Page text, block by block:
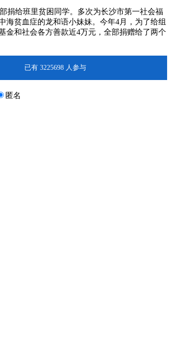
给班里贫困同学。多次为长沙市第一社会福
海贫血症的龙和语小妹妹。今年4月，为了给组
金和社会各方善款近4万元，全部捐赠给了两个
已有 3225698 人参与
匿名